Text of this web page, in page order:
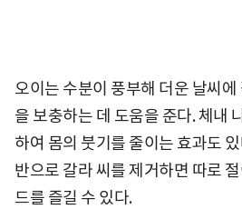
오이는 수분이 풍부해 더운 날씨
을 보충하는 데 도움을 준다. 체내
하여 몸의 붓기를 줄이는 효과도
반으로 갈라 씨를 제거하면 따로
드를 즐길 수 있다.